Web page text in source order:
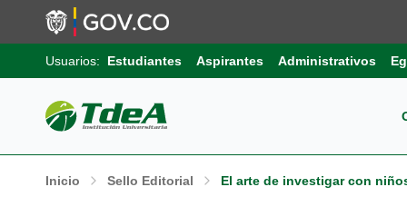
Usuarios: Estudiantes Aspirantes Administrativos
Inicio Sello Editorial El arte de investigar con